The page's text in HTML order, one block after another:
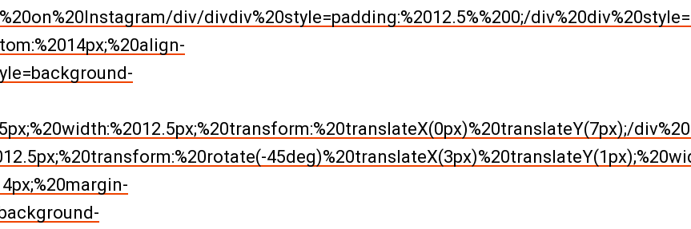
div/divdiv%20style=padding:%2012.5%%200;/